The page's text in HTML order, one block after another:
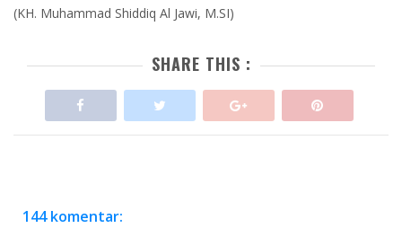
(KH. Muhammad Shiddiq Al Jawi, M.SI)
SHARE THIS :
144 komentar: